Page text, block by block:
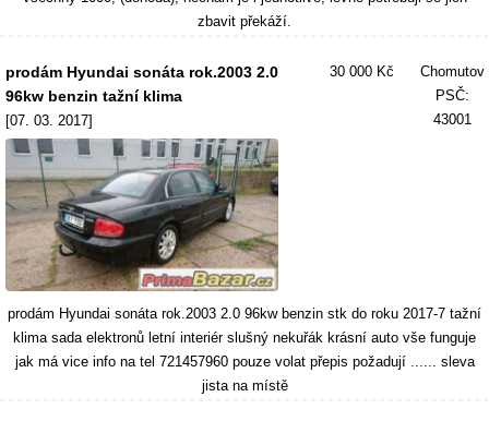
zbavit překáží.
prodám Hyundai sonáta rok.2003 2.0
96kw benzin tažní klima
[07. 03. 2017]
30 000 Kč
Chomutov
PSČ:
43001
prodám Hyundai sonáta rok.2003 2.0 96kw benzin stk do roku 2017-7 tažní
klima sada elektronů letní interiér slušný nekuřák krásní auto vše funguje
jak má vice info na tel 721457960 pouze volat přepis požadují ...... sleva
jista na místě